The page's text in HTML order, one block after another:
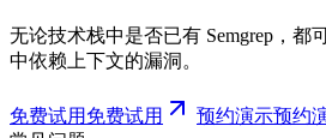
无论技术栈中是否已有 Semgrep，都
中依赖上下文的漏洞。
免费试用免费试用 预约演示预约